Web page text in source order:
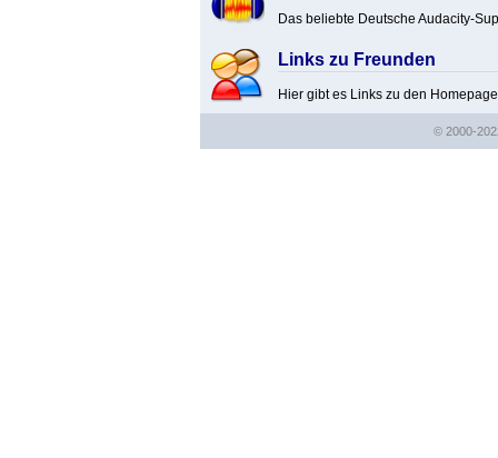
Das beliebte Deutsche Audacity-
Links zu Freunden
Hier gibt es Links zu den
© 2000-